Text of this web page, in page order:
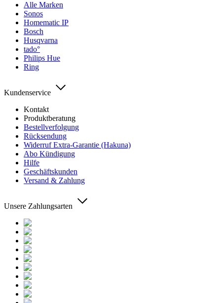
Alle Marken
Sonos
Homematic IP
Bosch
Husqvarna
tado°
Philips Hue
Ring
Kundenservice
Kontakt
Produktberatung
Bestellverfolgung
Rücksendung
Widerruf Extra-Garantie (Hakuna)
Abo Kündigung
Hilfe
Geschäftskunden
Versand & Zahlung
Unsere Zahlungsarten